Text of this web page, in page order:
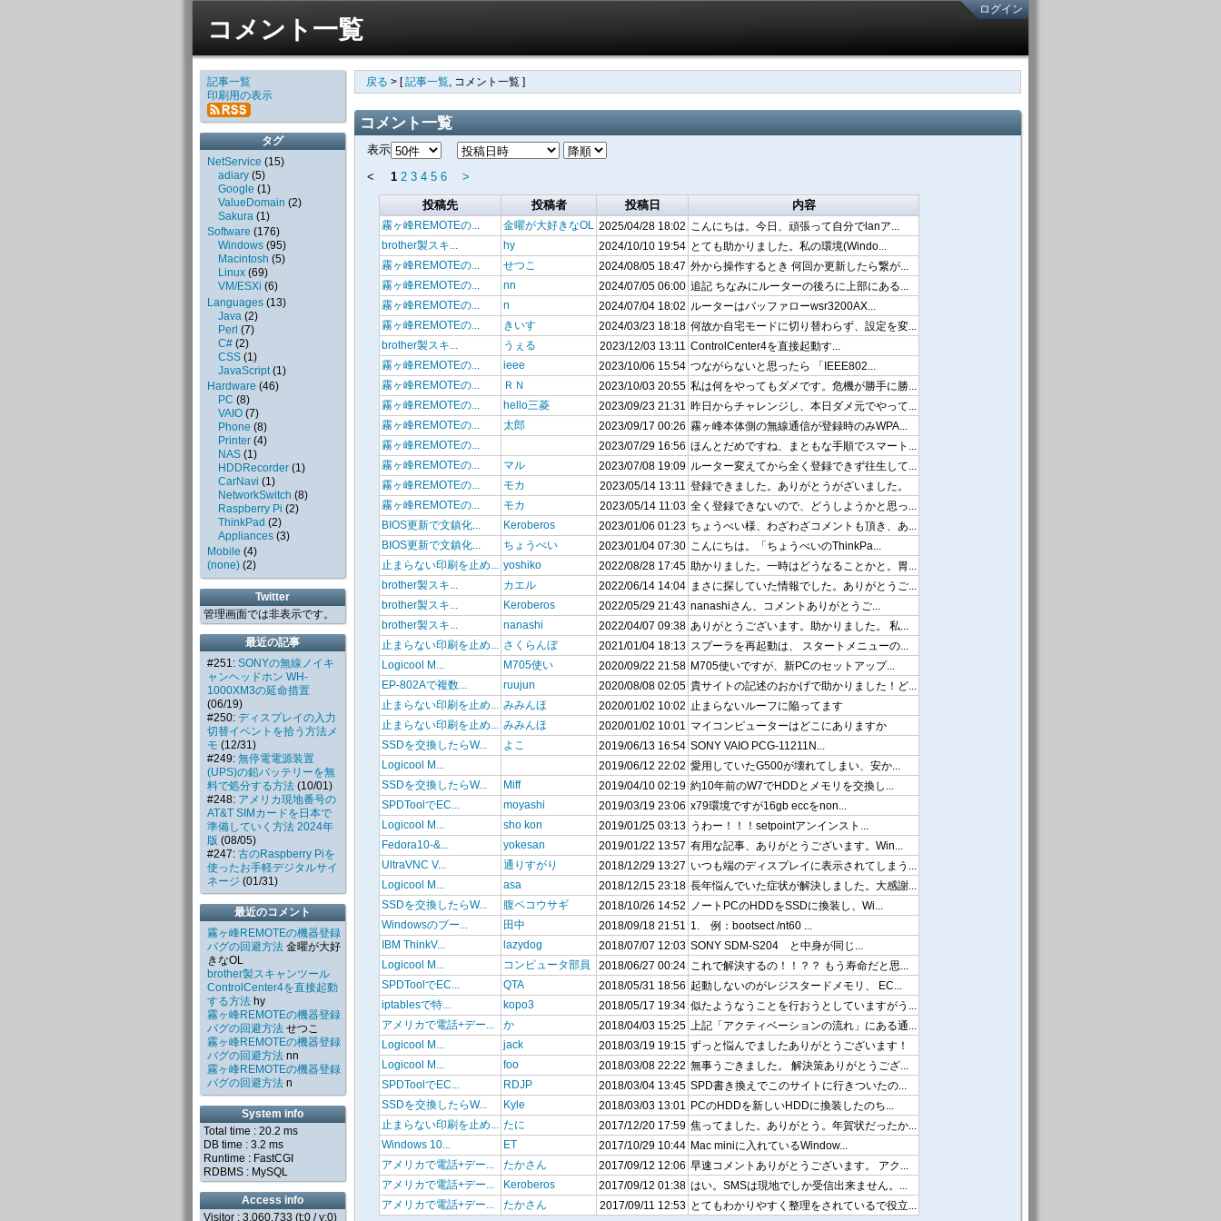
ログイン
コメント一覧
戻る > [ 記事一覧, コメント一覧 ]
コメント一覧
表示
< 1 2 3 4 5 6 >
投稿先 投稿者 投稿日 内容
霧ヶ峰REMOTEの... 金曜が大好きなOL 2025/04/28 18:02 こんにちは。今日、頑張って自分でlanア...
brother製スキ...
hy 2024/10/10 19:54 とても助かりました。私の環境(Windo...
霧ヶ峰REMOTEの...
せつこ 2024/08/05 18:47 外から操作するとき 何回か更新したら繋が...
霧ヶ峰REMOTEの...
nn 2024/07/05 06:00 追記 ちなみにルーターの後ろに上部にある...
霧ヶ峰REMOTEの...
n 2024/07/04 18:02 ルーターはバッファローwsr3200AX...
霧ヶ峰REMOTEの...
きいす 2024/03/23 18:18 何故か自宅モードに切り替わらず、設定を変...
brother製スキ...
うぇる 2023/12/03 13:11 ControlCenter4を直接起動す...
霧ヶ峰REMOTEの...
ieee 2023/10/06 15:54 つながらないと思ったら 「IEEE802...
霧ヶ峰REMOTEの...
ＲＮ 2023/10/03 20:55 私は何をやってもダメです。危機が勝手に勝...
霧ヶ峰REMOTEの...
hello三菱 2023/09/23 21:31 昨日からチャレンジし、本日ダメ元でやって...
霧ヶ峰REMOTEの...
太郎 2023/09/17 00:26 霧ヶ峰本体側の無線通信が登録時のみWPA...
霧ヶ峰REMOTEの...
2023/07/29 16:56 ほんとだめですね、まともな手順でスマート...
霧ヶ峰REMOTEの...
マル 2023/07/08 19:09 ルーター変えてから全く登録できず往生して...
霧ヶ峰REMOTEの...
モカ 2023/05/14 13:11 登録できました。ありがとうがざいました。
霧ヶ峰REMOTEの...
モカ 2023/05/14 11:03 全く登録できないので、どうしようかと思っ...
BIOS更新で文鎮化...
Keroberos 2023/01/06 01:23 ちょうべい様、わざわざコメントも頂き、あ...
BIOS更新で文鎮化...
ちょうべい 2023/01/04 07:30 こんにちは。「ちょうべいのThinkPa...
止まらない印刷を止め... yoshiko 2022/08/28 17:45 助かりました。一時はどうなることかと。胃...
brother製スキ...
カエル 2022/06/14 14:04 まさに探していた情報でした。ありがとうご...
brother製スキ...
Keroberos 2022/05/29 21:43 nanashiさん、コメントありがとうご...
brother製スキ...
nanashi 2022/04/07 09:38 ありがとうございます。助かりました。 私...
止まらない印刷を止め... さくらんぼ 2021/01/04 18:13 スプーラを再起動は、 スタートメニューの...
Logicool M...
M705使い 2020/09/22 21:58 M705使いですが、新PCのセットアップ...
EP-802Aで複数...
ruujun 2020/08/08 02:05 貴サイトの記述のおかげで助かりました！ど...
止まらない印刷を止め... みみんほ 2020/01/02 10:02 止まらないルーフに陥ってます
止まらない印刷を止め... みみんほ 2020/01/02 10:01 マイコンピューターはどこにありますか
SSDを交換したらW...
よこ 2019/06/13 16:54 SONY VAIO PCG-11211N...
Logicool M...
2019/06/12 22:02 愛用していたG500が壊れてしまい、安か...
SSDを交換したらW...
Miff 2019/04/10 02:19 約10年前のW7でHDDとメモリを交換し...
SPDToolでEC...
moyashi 2019/03/19 23:06 x79環境ですが16gb eccをnon...
Logicool M...
sho kon 2019/01/25 03:13 うわー！！！setpointアンインスト...
Fedora10-&...
yokesan 2019/01/22 13:57 有用な記事、ありがとうございます。Win...
UltraVNC V...
通りすがり 2018/12/29 13:27 いつも端のディスプレイに表示されてしまう...
Logicool M...
asa 2018/12/15 23:18 長年悩んでいた症状が解決しました。大感謝...
SSDを交換したらW...
腹ペコウサギ 2018/10/26 14:52 ノートPCのHDDをSSDに換装し、Wi...
Windowsのブー...
田中 2018/09/18 21:51 1. 例：bootsect /nt60 ...
IBM ThinkV...
lazydog 2018/07/07 12:03 SONY SDM-S204 と中身が同じ...
Logicool M...
コンピュータ部員 2018/06/27 00:24 これで解決するの！！？？ もう寿命だと思...
SPDToolでEC...
QTA 2018/05/31 18:56 起動しないのがレジスタードメモリ、 EC...
iptablesで特...
kopo3 2018/05/17 19:34 似たようなうことを行おうとしていますがう...
アメリカで電話+デー...
か 2018/04/03 15:25 上記「アクティベーションの流れ」にある通...
Logicool M...
jack 2018/03/19 19:15 ずっと悩んでましたありがとうございます！
Logicool M...
foo 2018/03/08 22:22 無事うごきました。 解決策ありがとうござ...
SPDToolでEC...
RDJP 2018/03/04 13:45 SPD書き換えでこのサイトに行きついたの...
SSDを交換したらW...
Kyle 2018/03/03 13:01 PCのHDDを新しいHDDに換装したのち...
止まらない印刷を止め... たに 2017/12/20 17:59 焦ってました。ありがとう。年賀状だったか...
Windows 10...
ET 2017/10/29 10:44 Mac miniに入れているWindow...
アメリカで電話+デー...
たかさん 2017/09/12 12:06 早速コメントありがとうございます。 アク...
アメリカで電話+デー...
Keroberos 2017/09/12 01:38 はい。SMSは現地でしか受信出来ません。...
アメリカで電話+デー...
たかさん 2017/09/11 12:53 とてもわかりやすく整理をされているで役立...
記事一覧
印刷用の表示
タグ
NetService (15)
adiary (5)
Google (1 )
ValueDomain (2)
Sakura (1 )
Software (176)
Windows (95)
Macintosh (5)
Linux (69)
VM/ESXi (6)
Languages (13)
Java (2)
Perl (7)
C# (2)
CSS (1 )
JavaScript (1 )
Hardware (46)
PC (8)
VAIO (7)
Phone (8)
Printer (4)
NAS (1)
HDDRecorder (1)
CarNavi (1)
NetworkSwitch (8)
Raspberry Pi (2)
ThinkPad (2)
Appliances (3)
Mobile (4)
(none) (2)
Twitter
管理画面では非表示です。
最近の記事
#251: SONYの無線ノイキ
ャンヘッドホン WH-
1000XM3の延命措置
(06/19)
#250: ディスプレイの入力
切替イベントを拾う方法メ
モ (12/31)
#249: 無停電電源装置
(UPS)の鉛バッテリーを無
料で処分する方法(10/01)
#248: アメリカ現地番号の
AT&T SIMカードを日本で
準備していく方法 2024年
版 (08/05)
#247: 古のRaspberry Piを
使ったお手軽デジタルサイ
ネージ (01/31)
最近のコメント
霧ヶ峰REMOTEの機器登録
バグの回避方法 金曜が大好
きなOL
brother製スキャンツール
ControlCenter4を直接起動
する方法 hy
霧ヶ峰REMOTEの機器登録
バグの回避方法 せつこ
霧ヶ峰REMOTEの機器登録
バグの回避方法 nn
霧ヶ峰REMOTEの機器登録
バグの回避方法 n
System info
Total time : 20.2 ms
DB time : 3.2 ms
Runtime : FastCGI
RDBMS : MySQL
Access info
Visitor : 3,060,733 (t:0 /y:0)